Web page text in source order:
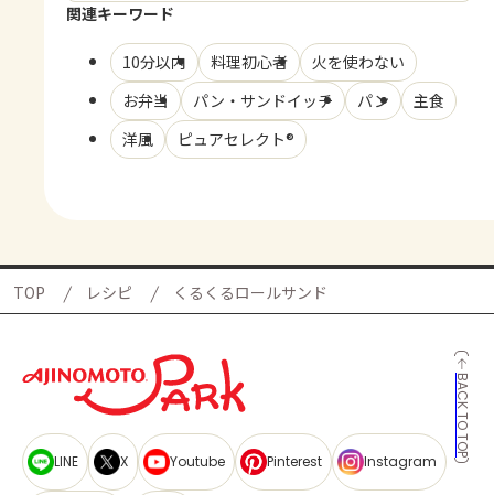
関連キーワード
10分以内 料理初心者
火を使わない
お弁当
パン・サンドイッチ パン
主食
洋風
ピュアセレクト®
TOP レシピ くるくるロールサンド
BACK TO TOP
LINE X Youtube Pinterest Instagram